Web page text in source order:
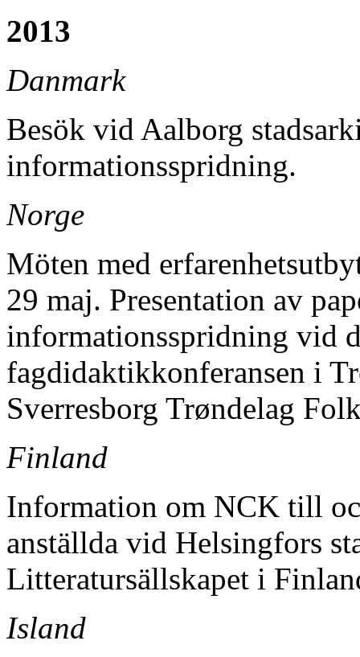
2013
Danmark
Besök vid Aalborg
informationsspridning.
Norge
Möten med
29 maj. Presentation av
informationsspridning vid
fagdidaktikkonferansen i
Sverresborg Trøndelag
Finland
Information om NCK till
anställda vid Helsingfors
Litteratursällskapet i
Island